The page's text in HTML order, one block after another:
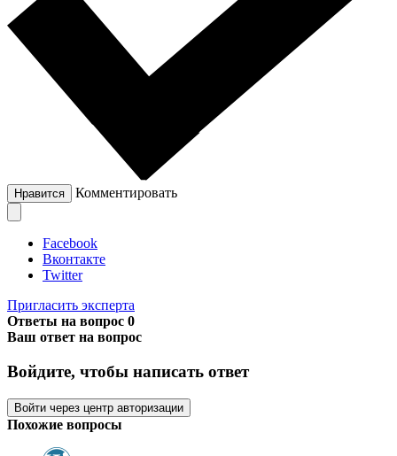
Нравится Комментировать
Facebook
Вконтакте
Twitter
Пригласить эксперта
Ответы на вопрос 0
Ваш ответ на вопрос
Войдите, чтобы написать ответ
Войти через центр авторизации
Похожие вопросы